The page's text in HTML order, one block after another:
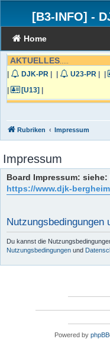
[B3-INFO] -
Home
AKTUELLES
DJK-PR U23-PR
[U13]
Rubriken Impressum
Impressum
Board Impressum: siehe:
https://www.djk-
Nutzungsbedingungen
Du kannst die
Nutzungsbedingungen und
Powered by phpBB